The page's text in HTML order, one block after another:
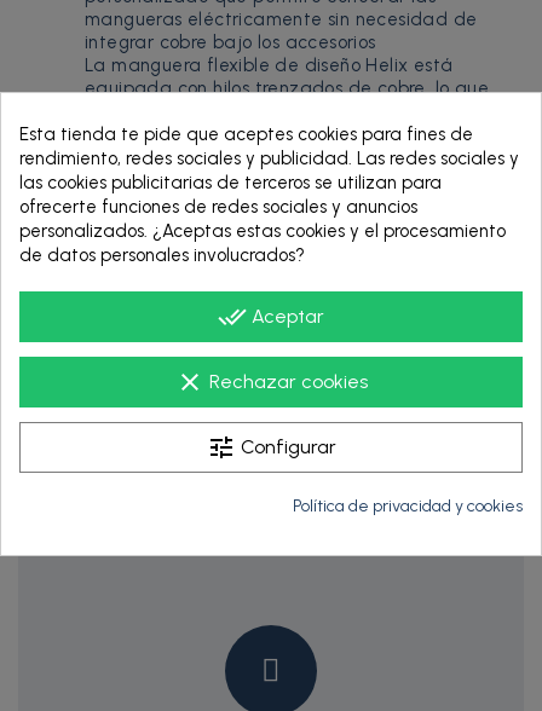
mangueras eléctricamente sin necesidad de
integrar cobre bajo los accesorios
La manguera flexible de diseño Helix está
equipada con hilos trenzados de cobre, lo que
Pago Seguro
Aseguramos tus pagos online
Esta tienda te pide que aceptes cookies para fines de
rendimiento, redes sociales y publicidad. Las redes sociales y
las cookies publicitarias de terceros se utilizan para
ofrecerte funciones de redes sociales y anuncios
personalizados. ¿Aceptas estas cookies y el procesamiento
de datos personales involucrados?
done_all Aceptar
clear Rechazar cookies
tune Configurar
Política de privacidad y cookies